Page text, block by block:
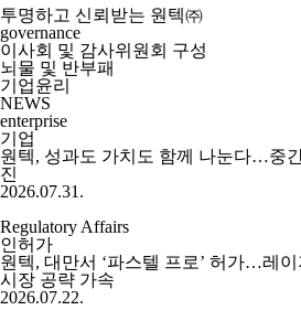
투명하고 신뢰받는 원텍㈜
governance
이사회 및 감사위원회 구성
뇌물 및 반부패
기업윤리
NEWS
enterprise
기업
원텍, 성과도 가치도 함께 나눈다…중
진
2026.07.31.
Regulatory Affairs
인허가
원텍, 대만서 ‘파스텔 프로’ 허가…레
시장 공략 가속
2026.07.22.